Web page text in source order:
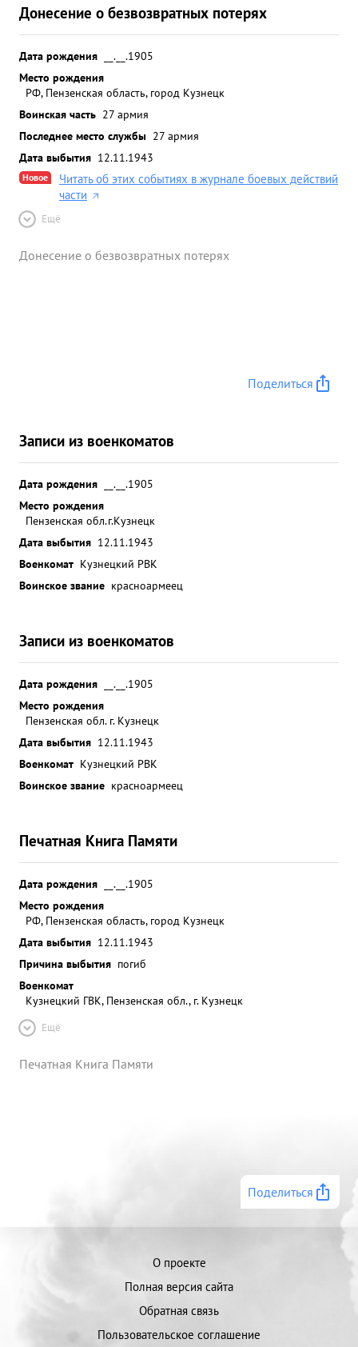
Донесение о безвозвратных потерях
Дата рождения
__.__.1905
Место рождения
РФ, Пензенская область, город Кузнецк
Воинская часть 27 армия
Последнее место службы 27 армия
Дата выбытия 12.11.1943
Новое
Читать об этих событиях в журнале боевых действий
части
Ещё
Донесение о безвозвратных потерях
Поделиться
Записи из военкоматов
Дата рождения
__.__.1905
Место рождения
Пензенская обл.г.Кузнецк
Дата выбытия 12.11.1943
Военкомат Кузнецкий РВК
Воинское звание красноармеец
Записи из военкоматов
Дата рождения
__.__.1905
Место рождения
Пензенская обл. г. Кузнецк
Дата выбытия 12.11.1943
Военкомат Кузнецкий РВК
Воинское звание красноармеец
Печатная Книга Памяти
Дата рождения
__.__.1905
Место рождения
РФ, Пензенская область, город Кузнецк
Дата выбытия 12.11.1943
Причина выбытия погиб
Военкомат
Кузнецкий ГВК, Пензенская обл., г. Кузнецк
Ещё
Печатная Книга Памяти
Поделиться
О проекте
Полная версия сайта
Обратная связь
Пользовательское соглашение